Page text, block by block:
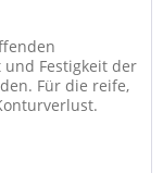
und Festigkeit der
Für die reife,